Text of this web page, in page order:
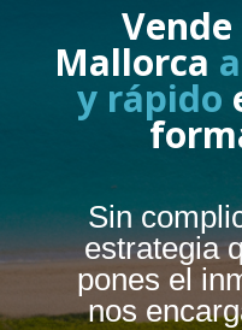
Mallorca
y rápido
Sin
estrategia
pones el
nos